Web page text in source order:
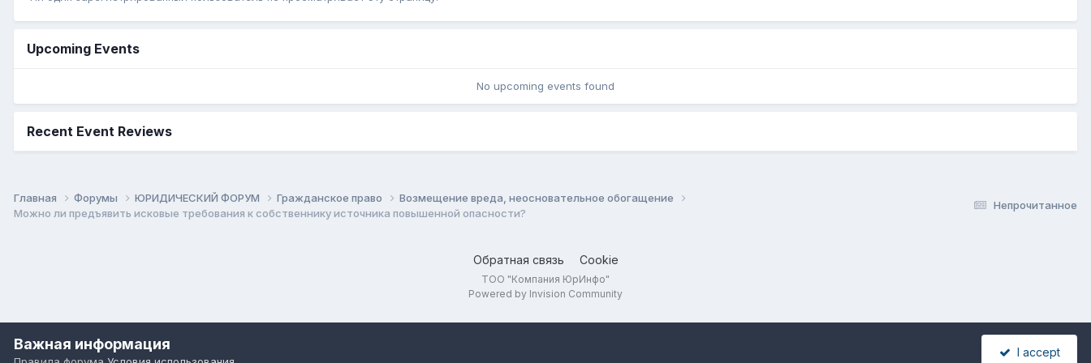
Upcoming Events
No upcoming events found
Recent Event Reviews
Непрочитанное
Главная Форумы ЮРИДИЧЕСКИЙ ФОРУМ Гражданское право
Возмещение вреда, неосновательное обогащение
Можно ли предъявить исковые требования к собственнику источника повышенной опасности?
Обратная связь Cookie
ТОО "Компания ЮрИнфо"
Powered by Invision Community
Важная информация I accept